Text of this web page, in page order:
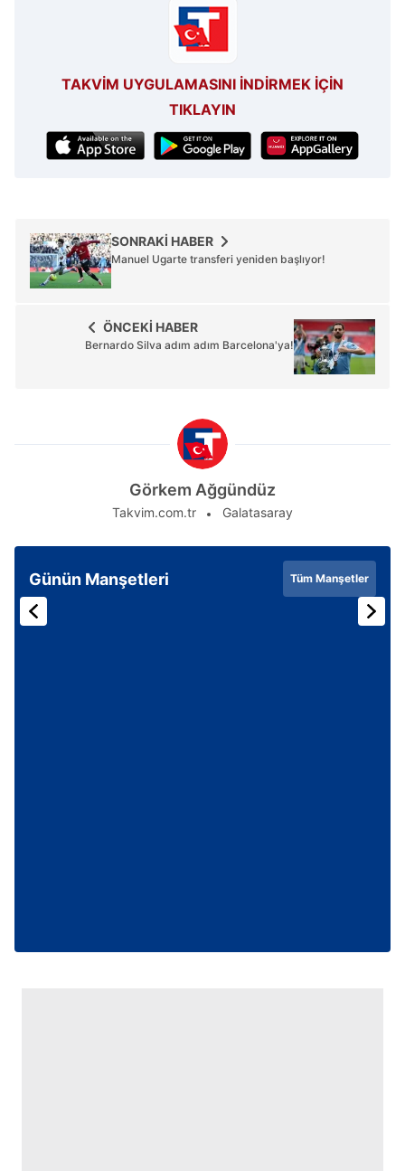
TAKVİM UYGULAMASINI İNDİRMEK İÇİN
TIKLAYIN
SONRAKİ HABER
Manuel Ugarte transferi yeniden başlıyor!
ÖNCEKİ HABER
Bernardo Silva adım adım Barcelona'ya!
Görkem Ağgündüz
Takvim.com.tr Galatasaray
Günün Manşetleri Tüm Manşetler